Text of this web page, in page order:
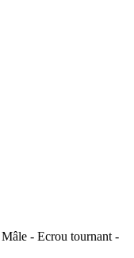
- Ecrou tournant -